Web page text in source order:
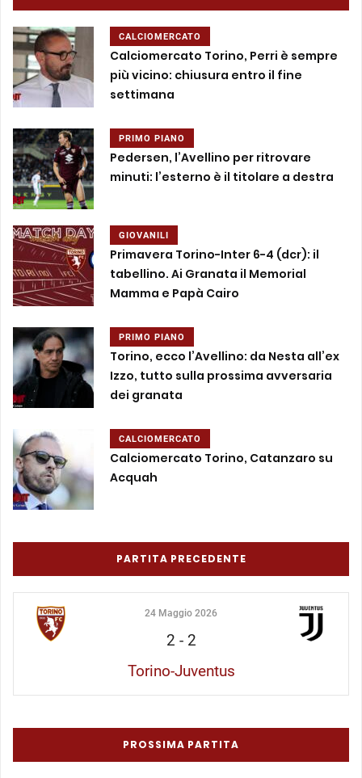
CALCIOMERCATO
Calciomercato Torino, Perri è sempre
più vicino: chiusura entro il fine
settimana
PRIMO PIANO
Pedersen, l’Avellino per ritrovare
minuti: l’esterno è il titolare a destra
GIOVANILI
Primavera Torino-Inter 6-4 (dcr): il
tabellino. Ai Granata il Memorial
Mamma e Papà Cairo
PRIMO PIANO
Torino, ecco l’Avellino: da Nesta all’ex
Izzo, tutto sulla prossima avversaria
dei granata
CALCIOMERCATO
Calciomercato Torino, Catanzaro su
Acquah
PARTITA PRECEDENTE
24 Maggio 2026
2 - 2
Torino-Juventus
PROSSIMA PARTITA